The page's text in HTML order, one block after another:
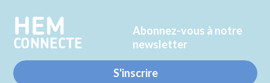
HEM
CONNECTE
Abonnez-vous à notre
newsletter
S'inscrire